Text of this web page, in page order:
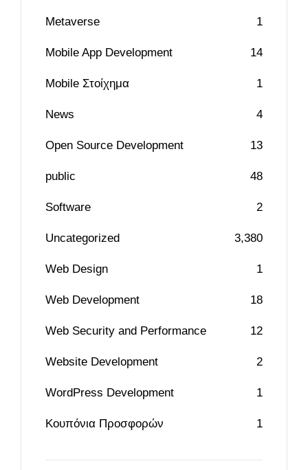
Metaverse 1
Mobile App Development 14
Mobile Στοίχημα 1
News 4
Open Source Development 13
public 48
Software 2
Uncategorized 3,380
Web Design 1
Web Development 18
Web Security and Performance 12
Website Development 2
WordPress Development 1
Κουπόνια Προσφορών 1